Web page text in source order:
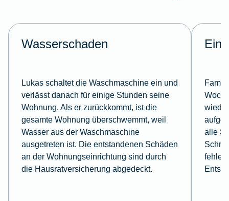
Wasserschaden
Lukas schaltet die Waschmaschine ein und
verlässt danach für einige Stunden seine
Wohnung. Als er zurückkommt, ist die
gesamte Wohnung überschwemmt, weil
Wasser aus der Waschmaschine
ausgetreten ist. Die entstandenen Schäden
an der Wohnungseinrichtung sind durch
die Hausratversicherung abgedeckt.
alle